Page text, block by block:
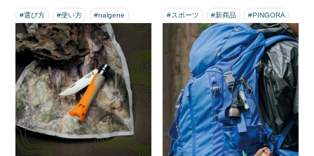
#選び方 #使い方 #nalgene #スポーツ #新商品 #PINGORA